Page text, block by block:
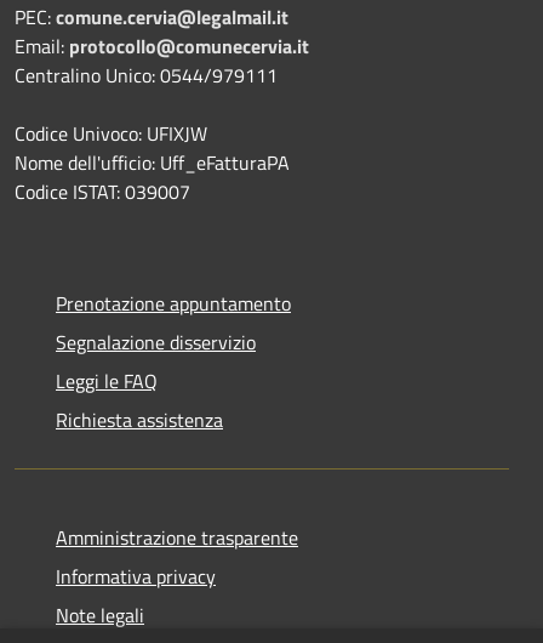
PEC:comune.cervia@legalmail.it
Email: protocollo@comunecervia.it
Centralino Unico: 0544/979111
Codice Univoco: UFIXJW
Nome dell'ufficio: Uff_eFatturaPA
Codice ISTAT: 039007
Prenotazione appuntamento
Segnalazione disservizio
Leggi le FAQ
Richiesta assistenza
Amministrazione trasparente
Informativa privacy
Note legali